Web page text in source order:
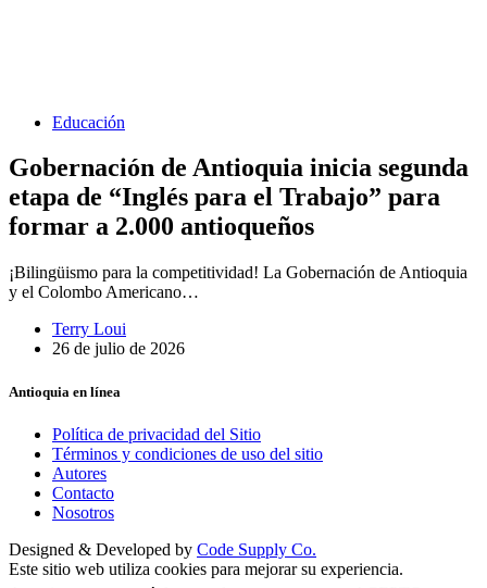
Educación
Gobernación de Antioquia inicia segunda
etapa de “Inglés para el Trabajo” para
formar a 2.000 antioqueños
¡Bilingüismo para la competitividad! La Gobernación de Antioquia
y el Colombo Americano…
Terry Loui
26 de julio de 2026
Antioquia en línea
Política de privacidad del Sitio
Términos y condiciones de uso del sitio
Autores
Contacto
Nosotros
Designed & Developed by Code Supply Co.
Este sitio web utiliza cookies para mejorar su experiencia.